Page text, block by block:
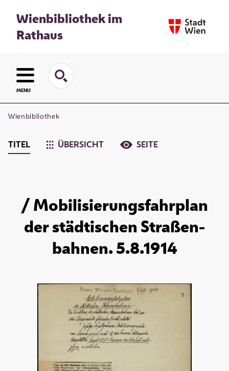
Wienbibliothek im
Rathaus
MENU
Wienbibliothek
TITEL ÜBERSICHT SEITE
/ Mobilisierungsfahrplan
der städtischen Straßen-
bahnen. 5.8.1914